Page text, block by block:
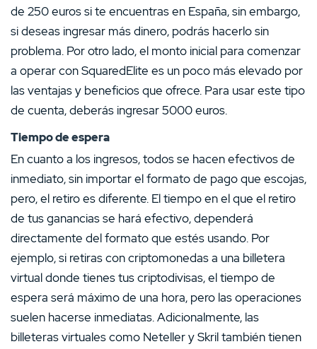
de 250 euros si te encuentras en España, sin embargo,
si deseas ingresar más dinero, podrás hacerlo sin
problema. Por otro lado, el monto inicial para comenzar
a operar con SquaredElite es un poco más elevado por
las ventajas y beneficios que ofrece. Para usar este tipo
de cuenta, deberás ingresar 5000 euros.
Tiempo de espera
En cuanto a los ingresos, todos se hacen efectivos de
inmediato, sin importar el formato de pago que escojas,
pero, el retiro es diferente. El tiempo en el que el retiro
de tus ganancias se hará efectivo, dependerá
directamente del formato que estés usando. Por
ejemplo, si retiras con criptomonedas a una billetera
virtual donde tienes tus criptodivisas, el tiempo de
espera será máximo de una hora, pero las operaciones
suelen hacerse inmediatas. Adicionalmente, las
billeteras virtuales como Neteller y Skril también tienen